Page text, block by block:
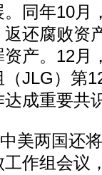
同年10月
还腐败资
产。12月
JLG）第
成重要共
两国还将
作组会议